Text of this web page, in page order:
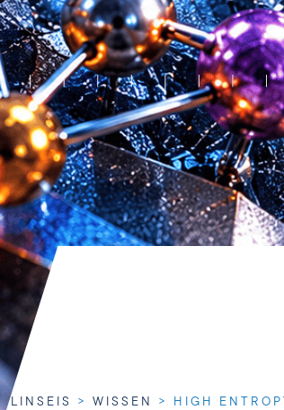
LINSEIS > WISSEN > HIGH